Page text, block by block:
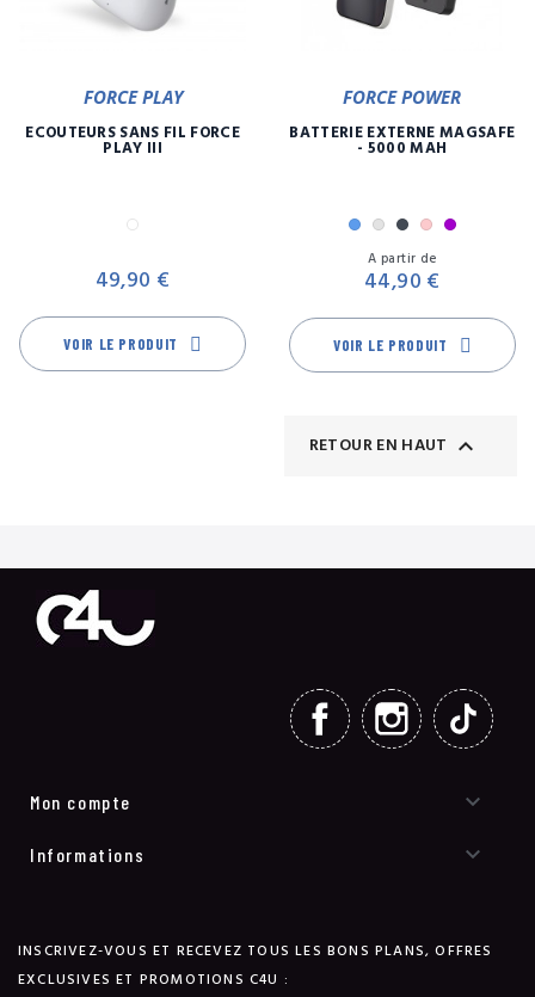
FORCE PLAY
ECOUTEURS SANS FIL FORCE
PLAY III
Blanc
49,90 €
VOIR LE PRODUIT
FORCE POWER
BATTERIE EXTERNE MAGSAFE
- 5000 MAH
BleuGrisNoirRoseViolet
A partir de
44,90 €
VOIR LE PRODUIT
RETOUR EN HAUT 
FACEBOOK INSTAGRAM
Mon compte 
Informations 
INSCRIVEZ-VOUS ET RECEVEZ TOUS LES BONS PLANS, OFFRES
EXCLUSIVES ET PROMOTIONS C4U :